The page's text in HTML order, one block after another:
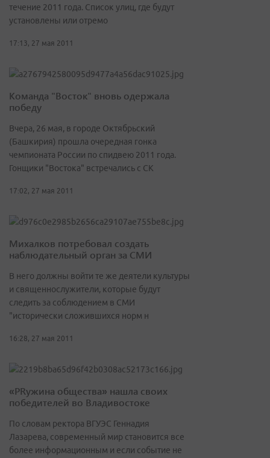
течение 2011 года. Список улиц, где будут
установлены или отремо
17:13, 27 мая 2011
Команда "Восток" вновь одержала
победу
Вчера, 26 мая, в городе Октябрьский
(Башкирия) прошла очередная гонка
чемпионата России по спидвею 2011 года.
Гонщики "Востока" встречались с СК
17:02, 27 мая 2011
Михалков потребовал создать
наблюдательный орган за СМИ
В него должны войти те же деятели культуры
и священнослужители, которые будут
следить за соблюдением в СМИ
"исторически сложившихся норм н
16:28, 27 мая 2011
«PRужина общества» нашла своих
победителей во Владивостоке
По словам ректора ВГУЭС Геннадия
Лазарева, современный мир становится все
более информационным и если событие не